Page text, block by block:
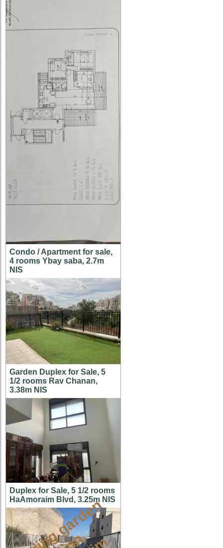
Condo / Apartment for sale,
4 rooms Ybay saba, 2.7m
NIS
Garden Duplex for Sale, 5
1/2 rooms Rav Chanan,
3.38m NIS
Duplex for Sale, 5 1/2 rooms
HaAmoraim Blvd, 3.25m NIS